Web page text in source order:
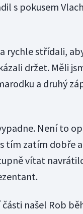
s pokusem
rychle střídali,
držet. Měli
a druhý
Není to
tím zatím dobře
vítat
našel Rob